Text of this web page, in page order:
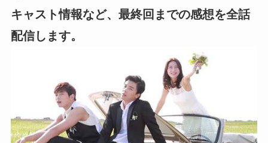
キャスト情報など、最終回までの感想を全話
配信します。